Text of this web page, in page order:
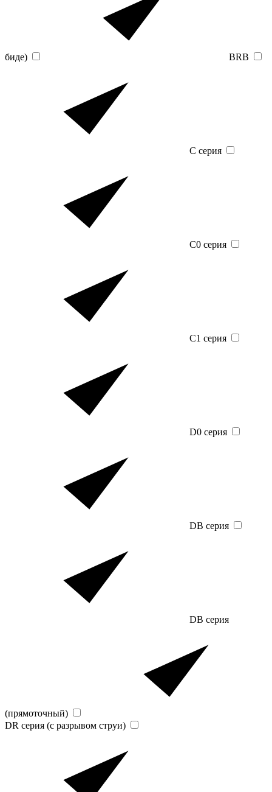
биде) BRB
C серия
C0 серия
C1 серия
D0 серия
DB серия
DB серия
(прямоточный)
DR серия (с разрывом струи)